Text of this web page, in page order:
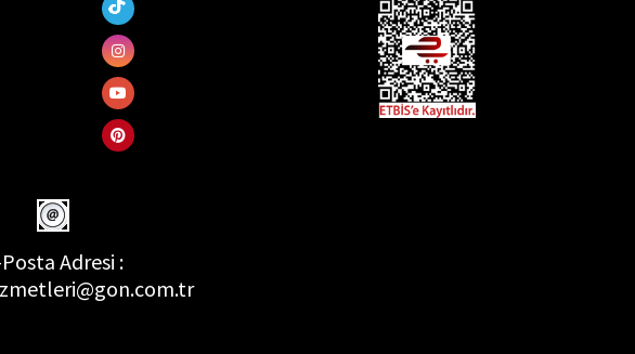
Adresi :